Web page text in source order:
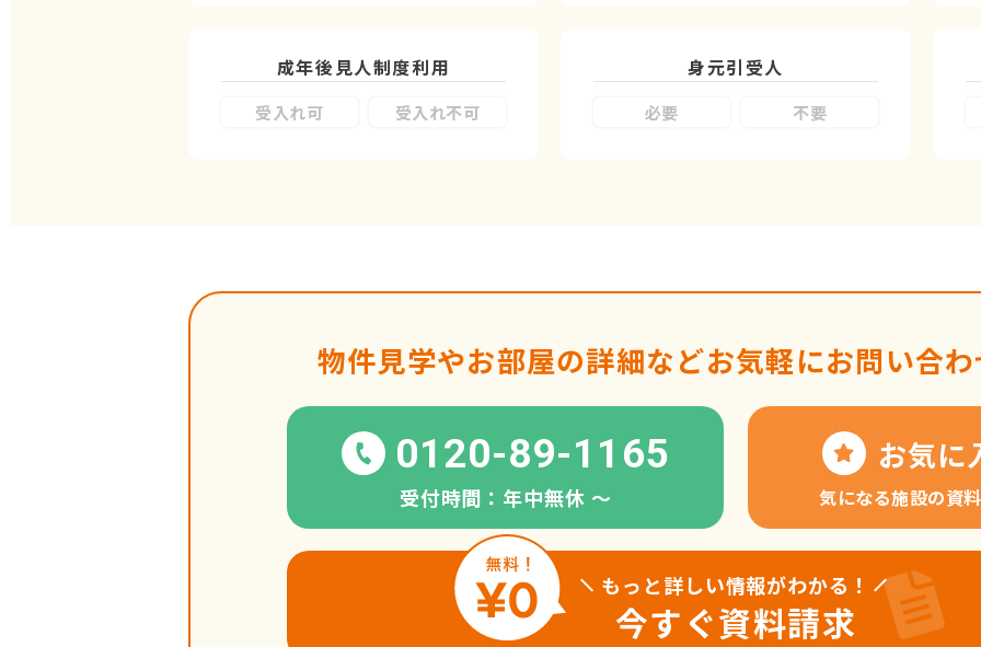
成年後見人制度利用
受入れ可 受入れ不可
身元引受人
必要 不要
物件見学やお部屋の詳細などお気軽にお問い合わ
0120-89-1165
受付時間：年中無休 〜
お気に
気になる施設の資
もっと詳しい情報がわかる！
今すぐ資料請求